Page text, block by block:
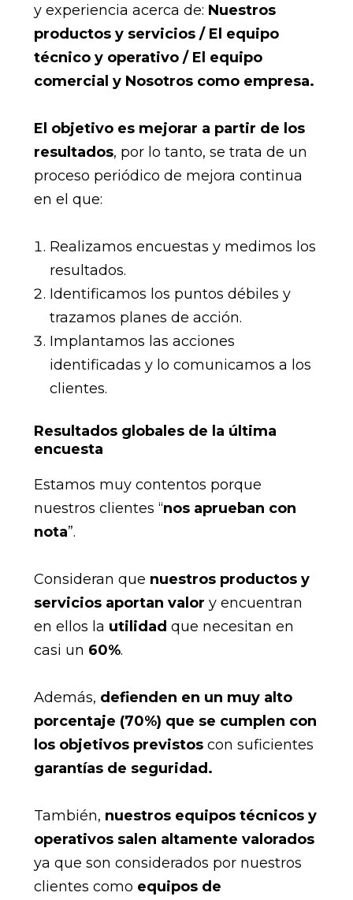
y experiencia acerca de: Nuestros
productos y servicios / El equipo
técnico y operativo / El equipo
comercial y Nosotros como empresa.
El objetivo es mejorar a partir de los
resultados, por lo tanto, se trata de un
proceso periódico de mejora continua
en el que:
Realizamos encuestas y medimos los
resultados.
Identificamos los puntos débiles y
trazamos planes de acción.
Implantamos las acciones
identificadas y lo comunicamos a los
clientes.
Resultados globales de la última
encuesta
Estamos muy contentos porque
nuestros clientes “nos aprueban con
nota”.
Consideran que nuestros productos y
servicios aportan valor y encuentran
en ellos la utilidad que necesitan en
casi un 60%.
Además, defienden en un muy alto
porcentaje (70%) que se cumplen con
los objetivos previstoscon suficientes
garantías de seguridad.
También, nuestros equipos técnicos y
operativos salen altamente valorados
ya que son considerados por nuestros
clientes como equipos de